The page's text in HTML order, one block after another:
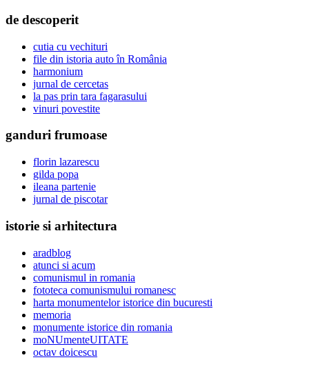
de descoperit
cutia cu vechituri
file din istoria auto în România
harmonium
jurnal de cercetas
la pas prin tara fagarasului
vinuri povestite
ganduri frumoase
florin lazarescu
gilda popa
ileana partenie
jurnal de piscotar
istorie si arhitectura
aradblog
atunci si acum
comunismul in romania
fototeca comunismului romanesc
harta monumentelor istorice din bucuresti
memoria
monumente istorice din romania
moNUmenteUITATE
octav doicescu